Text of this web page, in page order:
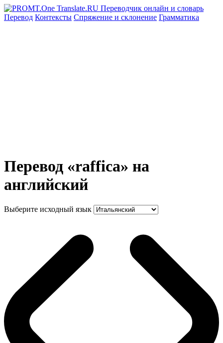
Перевод Контексты Спряжение и склонение Грамматика
Перевод «raffica» на
английский
Выберите исходный язык